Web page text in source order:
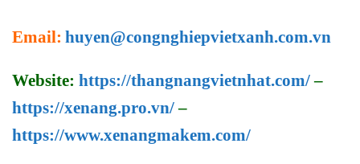
Email: huyen@congnghiepvietxanh.com.vn
Website: https://thangnangvietnhat.com/–
https://xenang.pro.vn/–
https://www.xenangmakem.com/